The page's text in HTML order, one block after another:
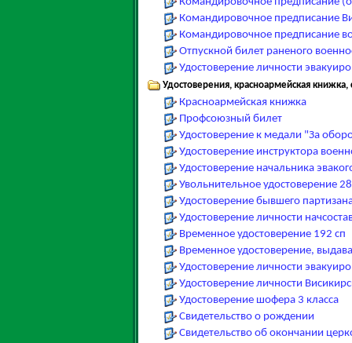
Командировочное предписание
Командировочное предписание
Отпускной билет раненого
Удостоверение личности
Удостоверения, красноармейская книжка,
Красноармейская книжка
Профсоюзный билет
Удостоверение к медали "За
Удостоверение инструктора
Удостоверение начальника
Увольнительное удостоверение
Удостоверение бывшего
Удостоверение личности
Временное удостоверение 192 сп
Временное удостоверение,
Удостоверение личности
Удостоверение личности
Удостоверение шофера 3 класса
Свидетельство о рождении
Свидетельство об окончании